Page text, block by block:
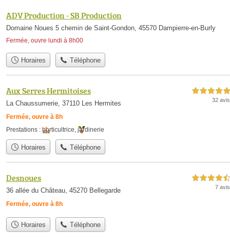
ADV Production - SB Production
Domaine Noues 5 chemin de Saint-Gondon, 45570 Dampierre-en-Burly
Fermée, ouvre lundi à 8h00
Horaires Téléphone
Aux Serres Hermitoises
La Chaussumerie, 37110 Les Hermites
Fermée, ouvre à 8h
5,0 étoiles sur 5
32 avis
Prestations : horticultrice, jardinerie
Horaires Téléphone
Desnoues
36 allée du Château, 45270 Bellegarde
Fermée, ouvre à 8h
4,5 étoiles sur 5
7 avis
Horaires Téléphone